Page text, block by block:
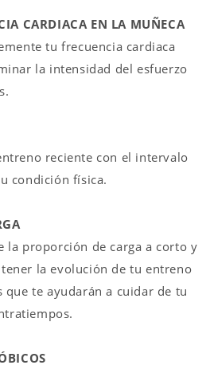
CARDIACA EN LA MUÑECA
tu frecuencia cardiaca
la intensidad del esfuerzo
reciente con el intervalo
condición física.
la proporción de carga a corto y
la evolución de tu entreno
te ayudarán a cuidar de tu